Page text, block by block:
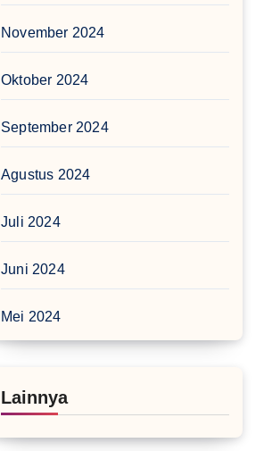
November 2024
Oktober 2024
September 2024
Agustus 2024
Juli 2024
Juni 2024
Mei 2024
Lainnya